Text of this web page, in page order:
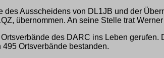
des Ausscheidens von DL1JB und der
übernommen. An seine Stelle trat
des DARC ins Leben
Ortsverbände bestanden.